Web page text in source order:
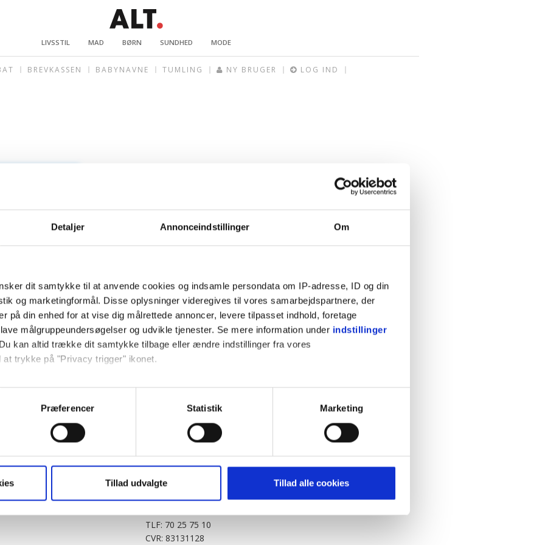
Detaljer Annonceindstillinger Om
dit samtykke til at anvende cookies og indsamle persondata om IP-adresse, ID og din
og marketingformål. Disse oplysninger videregives til vores samarbejdspartnere, der
på din enhed for at vise dig målrettede annoncer, levere tilpasset indhold, foretage
målgruppeundersøgelser og udvikle tjenester. Se mere information under indstillinger
kan altid trække dit samtykke tilbage eller ændre indstillinger fra vores
at trykke på "Privacy trigger" ikonet.
gerne:
om din placering, der kan være nøjagtig inden for få meter
baseret på en scanning af dens unikke karakteristika (fingerprinting)
må bruge egne cookies og cookies fra tredjeparter til at optimere dit besøg på vores
generere statistik og huske dine præferencer samt til brug for markedsføring, så vi
tilbage. Du skal være opmærksom på, at vores hjemmeside muligvis ikke fungerer
cookies eller tilbagetrækker et samtykke. Du kan læse mere om vores brug af cookies
Præferencer Statistik Marketing
Tillad udvalgte Tillad alle cookies
LIVSSTIL MAD BØRN SUNDHED MODE
BREVKASSEN BABYNAVNE TUMLING NY BRUGER LOG IND
KitchenOne.dk
Jollyroom.dk
Outnorth.dk
Klikk.no
Alt.dk
Realityportalen.dk
Cookiepolitik
Privatlivspolitik
BABY.DK
Story House Egmont A/S
Strødamvej 46
TLF: 70 25 75 10
CVR: 83131128